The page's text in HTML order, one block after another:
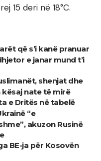
15 deri në 18°C.
që s’i kanë pranuar
e janar mund t’i
shenjat dhe
nate të mirë
e Dritës në tabelë
“e
akuzon Rusinë
BE-ja për Kosovën